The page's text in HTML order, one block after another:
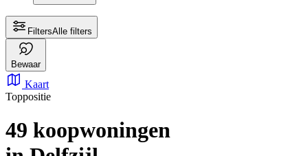
FiltersAlle filters
Bewaar
Kaart
Toppositie
49 koopwoningen